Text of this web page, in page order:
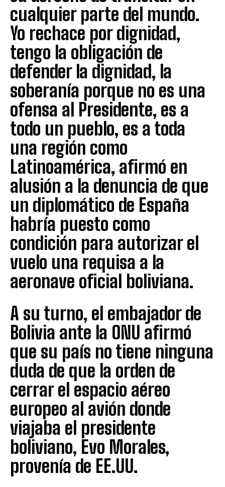
cualquier parte del mundo.
Yo rechace por dignidad,
tengo la obligación de
defender la dignidad, la
soberanía porque no es una
ofensa al Presidente, es a
todo un pueblo, es a toda
una región como
Latinoamérica, afirmó en
alusión a la denuncia de que
un diplomático de España
habría puesto como
condición para autorizar el
vuelo una requisa a la
aeronave oficial boliviana.
A su turno, el embajador de
Bolivia ante la ONU afirmó
que su país no tiene ninguna
duda de que la orden de
cerrar el espacio aéreo
europeo al avión donde
viajaba el presidente
boliviano, Evo Morales,
provenía de EE.UU.